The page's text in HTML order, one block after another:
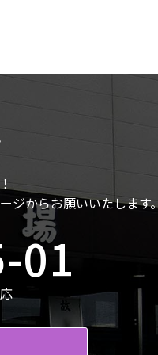
ジからお願いいたします。
01